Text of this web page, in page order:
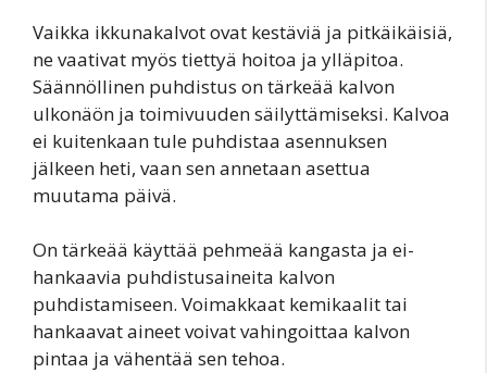
Vaikka ikkunakalvot ovat kestäviä ja pitkäikäisiä,
ne vaativat myös tiettyä hoitoa ja ylläpitoa.
Säännöllinen puhdistus on tärkeää kalvon
ulkonäön ja toimivuuden säilyttämiseksi. Kalvoa
ei kuitenkaan tule puhdistaa asennuksen
jälkeen heti, vaan sen annetaan asettua
muutama päivä.
On tärkeää käyttää pehmeää kangasta ja ei-
hankaavia puhdistusaineita kalvon
puhdistamiseen. Voimakkaat kemikaalit tai
hankaavat aineet voivat vahingoittaa kalvon
pintaa ja vähentää sen tehoa.